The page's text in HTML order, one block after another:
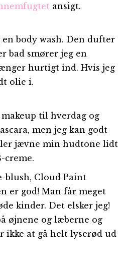
ansigt.
body wash. Den dufter
bad smører jeg en
hurtigt ind. Hvis jeg
olie i.
til hverdag og
men jeg kan godt
jævne min hudtone lidt
creme.
blush, Cloud Paint
er god! Man får meget
kinder. Det elsker jeg!
øjnene og læberne og
ikke at gå helt lyserød ud